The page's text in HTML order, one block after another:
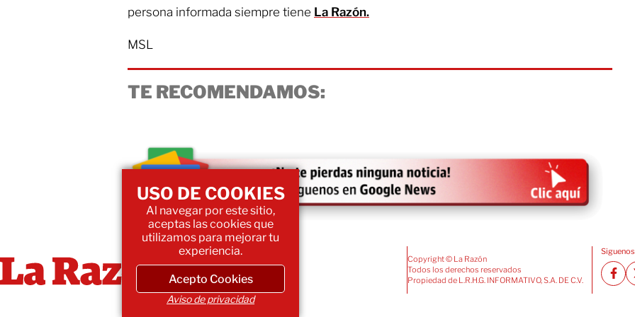
persona informada siempre tiene La Razón.
MSL
TE RECOMENDAMOS:
Copyright © La Razón
Todos los derechos reservados
Propiedad de L.R.H.G. INFORMATIVO, S.A. DE C.V.
USO DE COOKIES
Al navegar por este sitio,
aceptas las cookies que
utilizamos para mejorar tu
experiencia.
Acepto Cookies
Aviso de privacidad